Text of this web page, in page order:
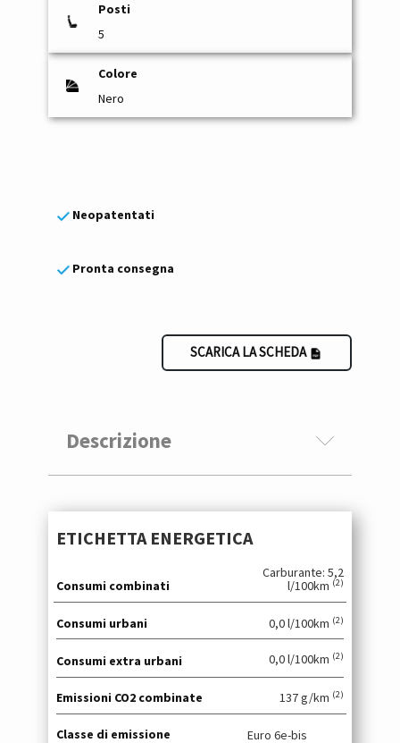
Posti
5
Colore
Nero
Neopatentati
Pronta consegna
SCARICA LA SCHEDA
Descrizione
ETICHETTA ENERGETICA
Carburante: 5,2
l/100km (2)
Consumi combinati
Consumi urbani 0,0 l/100km (2)
0,0 l/100km (2)
Consumi extra urbani
Emissioni CO2 combinate 137 g/km (2)
Classe di emissione Euro 6e-bis